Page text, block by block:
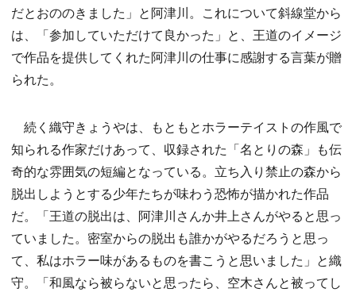
だとおののきました」と阿津川。これについて斜線堂から
は、「参加していただけて良かった」と、王道のイメージ
で作品を提供してくれた阿津川の仕事に感謝する言葉が贈
られた。
続く織守きょうやは、もともとホラーテイストの作風で
知られる作家だけあって、収録された「名とりの森」も伝
奇的な雰囲気の短編となっている。立ち入り禁止の森から
脱出しようとする少年たちが味わう恐怖が描かれた作品
だ。「王道の脱出は、阿津川さんか井上さんがやると思っ
ていました。密室からの脱出も誰かがやるだろうと思っ
て、私はホラー味があるものを書こうと思いました」と織
守。「和風なら被らないと思ったら、空木さんと被ってし